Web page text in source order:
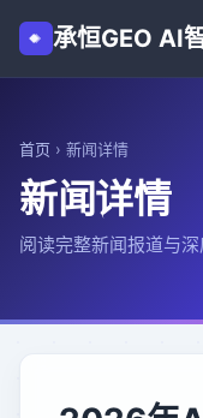
承恒GEO AI
首页 › 新闻详情
新闻详情
阅读完整新闻报道与